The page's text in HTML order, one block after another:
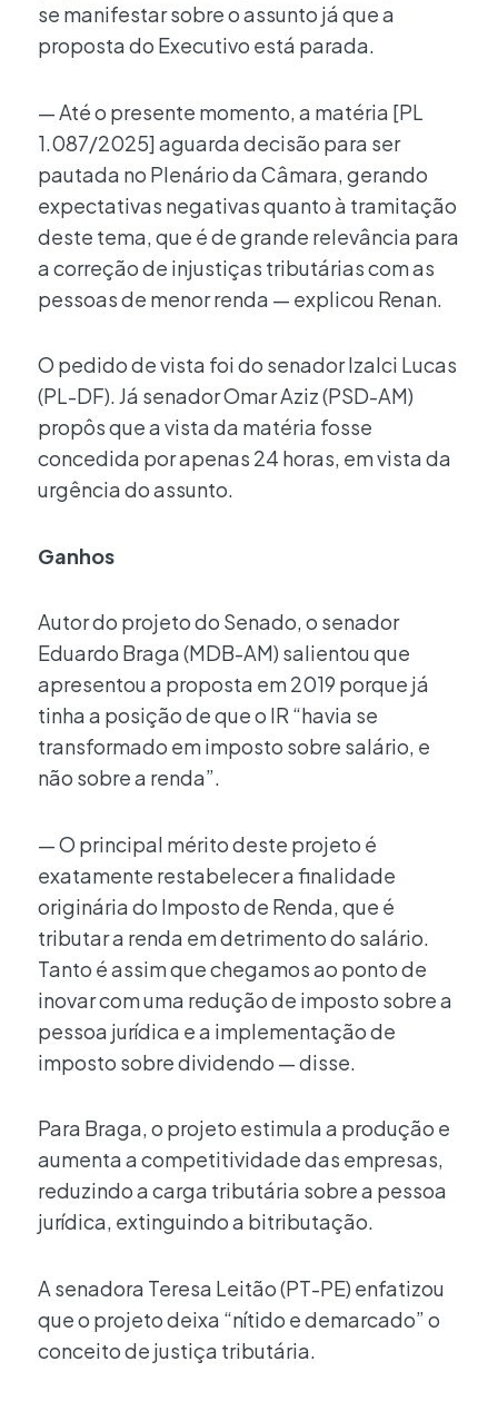
se manifestar sobre o assunto já que a
proposta do Executivo está parada.
— Até o presente momento, a matéria [PL
1.087/2025] aguarda decisão para ser
pautada no Plenário da Câmara, gerando
expectativas negativas quanto à tramitação
deste tema, que é de grande relevância para
a correção de injustiças tributárias com as
pessoas de menor renda — explicou Renan.
O pedido de vista foi do senador Izalci Lucas
(PL-DF). Já senador Omar Aziz (PSD-AM)
propôs que a vista da matéria fosse
concedida por apenas 24 horas, em vista da
urgência do assunto.
Ganhos
Autor do projeto do Senado, o senador
Eduardo Braga (MDB-AM) salientou que
apresentou a proposta em 2019 porque já
tinha a posição de que o IR “havia se
transformado em imposto sobre salário, e
não sobre a renda”.
— O principal mérito deste projeto é
exatamente restabelecer a finalidade
originária do Imposto de Renda, que é
tributar a renda em detrimento do salário.
Tanto é assim que chegamos ao ponto de
inovar com uma redução de imposto sobre a
pessoa jurídica e a implementação de
imposto sobre dividendo — disse.
Para Braga, o projeto estimula a produção e
aumenta a competitividade das empresas,
reduzindo a carga tributária sobre a pessoa
jurídica, extinguindo a bitributação.
A senadora Teresa Leitão (PT-PE) enfatizou
que o projeto deixa “nítido e demarcado” o
conceito de justiça tributária.